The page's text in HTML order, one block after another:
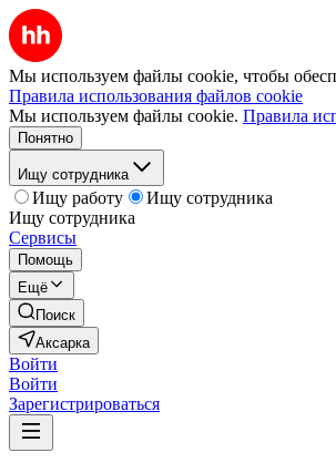
Мы используем файлы cookie, чтобы
Правила использования файлов cookie
Мы используем файлы cookie. Правила
Понятно
Ищу сотрудника
Ищу работу
Ищу сотрудника
Ищу сотрудника
Сервисы
Помощь
Ещё
Поиск
Аксарка
Войти
Войти
Зарегистрироваться